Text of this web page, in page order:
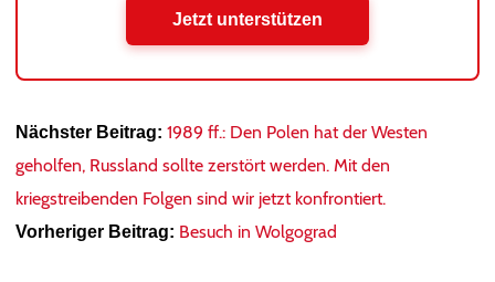
Jetzt unterstützen
Nächster Beitrag: 1989 ff.: Den Polen hat der Westen
geholfen, Russland sollte zerstört werden. Mit den
kriegstreibenden Folgen sind wir jetzt konfrontiert.
Vorheriger Beitrag: Besuch in Wolgograd